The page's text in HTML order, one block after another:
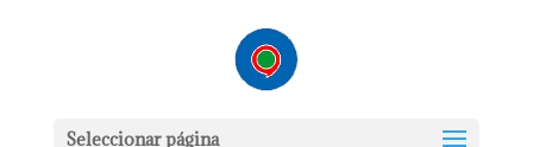
Seleccionar página